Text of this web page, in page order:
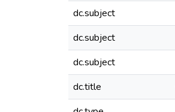
dc.subject
dc.subject
dc.subject
dc.title